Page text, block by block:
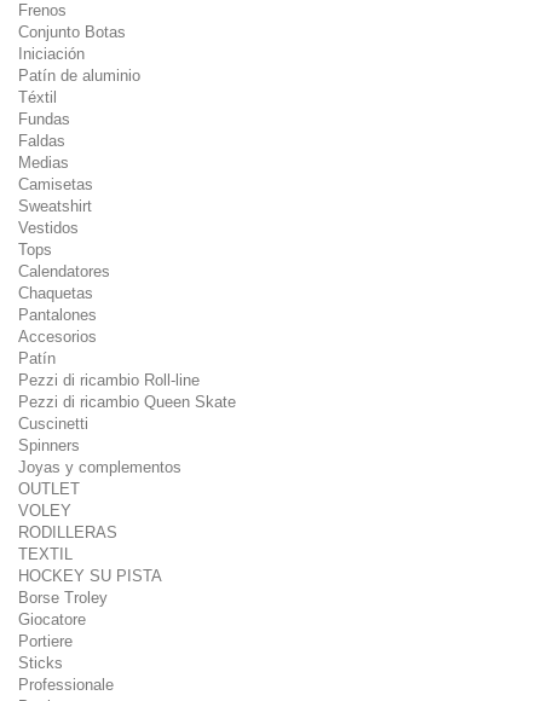
Frenos
Conjunto Botas
Iniciación
Patín de aluminio
Téxtil
Fundas
Faldas
Medias
Camisetas
Sweatshirt
Vestidos
Tops
Calendatores
Chaquetas
Pantalones
Accesorios
Patín
Pezzi di ricambio Roll-line
Pezzi di ricambio Queen Skate
Cuscinetti
Spinners
Joyas y complementos
OUTLET
VOLEY
RODILLERAS
TEXTIL
HOCKEY SU PISTA
Borse Troley
Giocatore
Portiere
Sticks
Professionale